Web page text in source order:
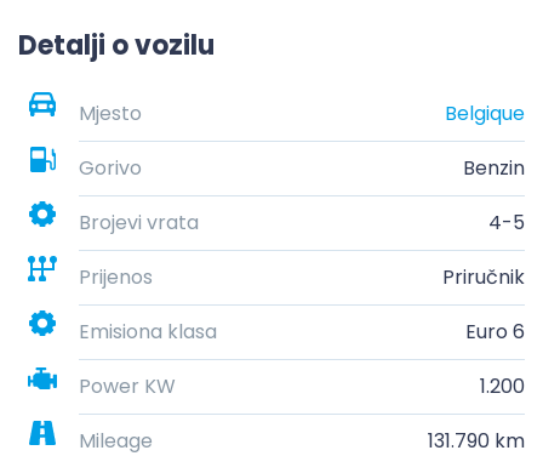
Detalji o vozilu
Mjesto
Belgique
Gorivo
Benzin
Brojevi vrata
4-5
Prijenos
Priručnik
Emisiona klasa
Euro 6
Power KW
1.200
Mileage
131.790 km